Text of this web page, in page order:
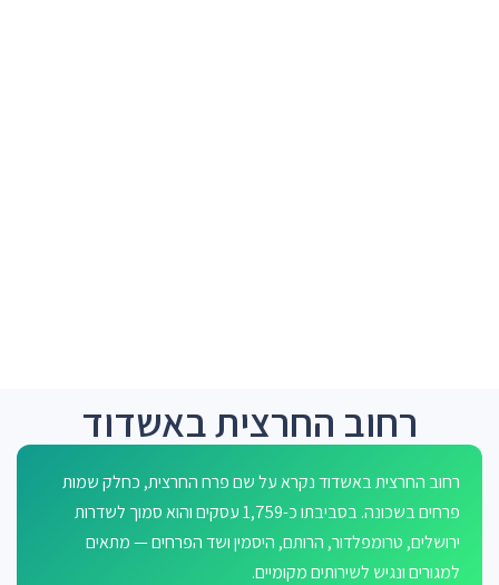
רחוב החרצית באשדוד
רחוב החרצית באשדוד נקרא על שם פרח החרצית, כחלק שמות
פרחים בשכונה. בסביבתו כ-1,759 עסקים והוא סמוך לשדרות
ירושלים, טרומפלדור, הרותם, היסמין ושד הפרחים — מתאים
למגורים ונגיש לשירותים מקומיים.